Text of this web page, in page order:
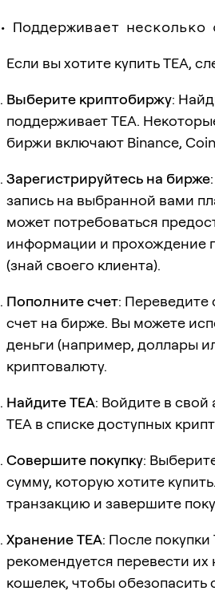
Поддерживает несколько
Если вы хотите купить TEA,
Выберите криптобиржу:
поддерживает TEA.
биржи включают Binance,
Зарегистрируйтесь на бирже
запись на выбранной вами
может потребоваться
информации и прохождение
(знай своего клиента).
Пополните счет: Переведите
счет на бирже. Вы можете
деньги (например, доллары
криптовалюту.
Найдите TEA: Войдите в свой
TEA в списке доступных
Совершите покупку:
сумму, которую хотите
транзакцию и завершите
Хранение TEA: После покупки
рекомендуется перевести
кошелек, чтобы обезопасить